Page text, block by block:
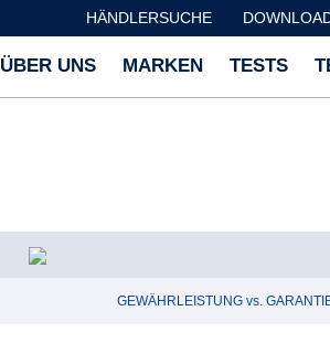
HÄNDLERSUCHE
ÜBER UNS MARKEN TESTS
GEWÄHRLEISTUNG vs.